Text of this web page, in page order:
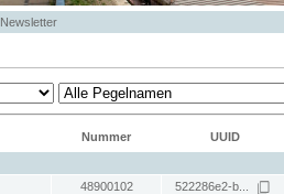
Newsletter
Nummer UUID
48900102 522286e2-b...